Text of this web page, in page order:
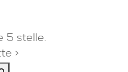
5 stelle.
>